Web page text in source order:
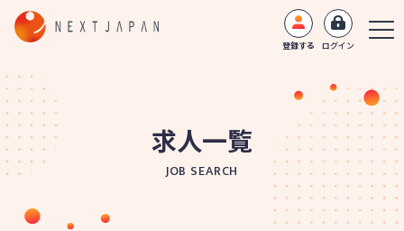
登録する ログイン
求人一覧
JOB SEARCH